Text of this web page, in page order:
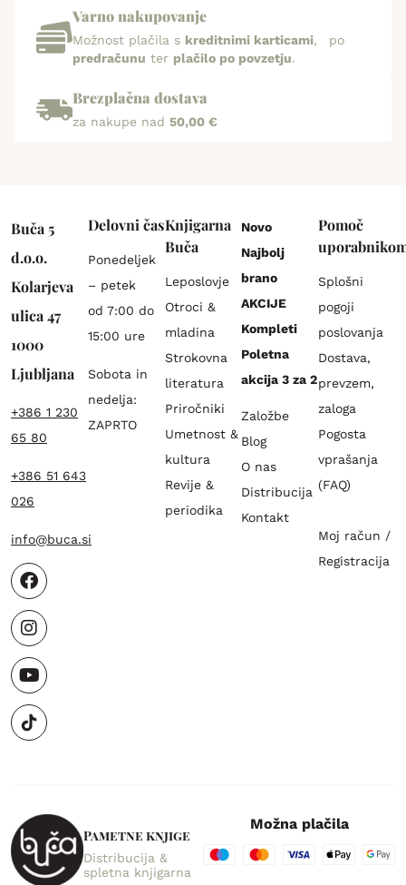
Varno nakupovanje
Možnost plačila s kreditnimi karticami, po
predračunu ter plačilo po povzetju.
Brezplačna dostava
za nakupe nad 50,00 €
Buča 5
d.o.o.
Kolarjeva
ulica 47
1000
Ljubljana
+386 1 230
65 80
+386 51 643
026
info@buca.si
Delovni čas
Ponedeljek
– petek
od 7:00 do
15:00 ure
Sobota in
nedelja:
ZAPRTO
Knjigarna
Buča
Leposlovje
Otroci &
mladina
Strokovna
literatura
Priročniki
Umetnost &
kultura
Revije &
periodika
Novo
Najbolj
brano
AKCIJE
Kompleti
Poletna
akcija 3 za 2
Založbe
Blog
O nas
Distribucija
Kontakt
Pomoč
Splošni
pogoji
poslovanja
Dostava,
prevzem,
zaloga
Pogosta
vprašanja
(FAQ)
Moj račun /
Registracija
Pametne knjige
Distribucija &
spletna knjigarna
Možna plačila